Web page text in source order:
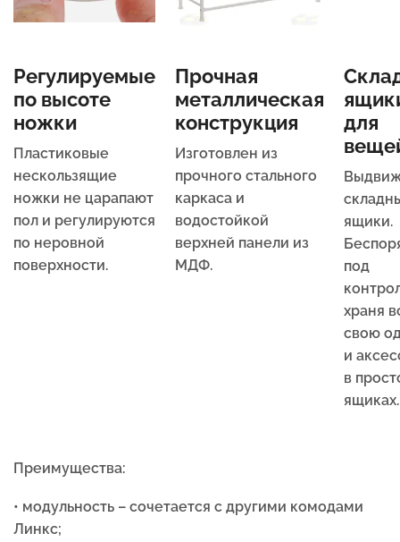
Регулируемые
по высоте
ножки
Пластиковые
нескользящие
ножки не царапают
пол и регулируются
по неровной
поверхности.
Прочная
металлическая
конструкция
Изготовлен из
прочного стального
каркаса и
водостойкой
верхней панели из
МДФ.
для
ящики.
под
храня
свою
и
в
ящиках.
Преимущества:
• модульность – сочетается с другими комодами
Линкс;